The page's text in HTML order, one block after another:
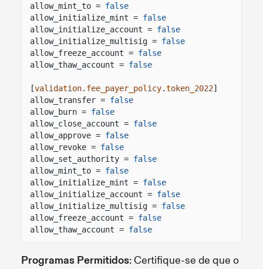
allow_mint_to = false
allow_initialize_mint = false
allow_initialize_account = false
allow_initialize_multisig = false
allow_freeze_account = false
allow_thaw_account = false
[validation. fee_payer_policy.token_2022]
allow_transfer = false
allow_burn = false
allow_close_account = false
allow_approve = false
allow_revoke = false
allow_set_authority = false
allow_mint_to = false
allow_initialize_mint = false
allow_initialize_account = false
allow_initialize_multisig = false
allow_freeze_account = false
allow_thaw_account = false
Programas Permitidos: Certifique-se de que o